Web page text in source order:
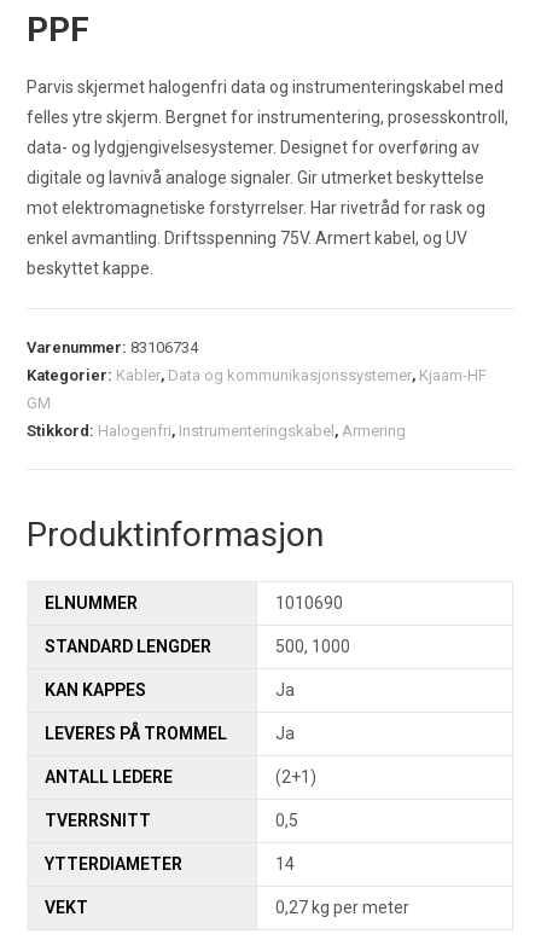
PPF
Parvis skjermet halogenfri data og instrumenteringskabel med
felles ytre skjerm. Bergnet for instrumentering, prosesskontroll,
data- og lydgjengivelsesystemer. Designet for overføring av
digitale og lavnivå analoge signaler. Gir utmerket beskyttelse
mot elektromagnetiske forstyrrelser. Har rivetråd for rask og
enkel avmantling. Driftsspenning 75V. Armert kabel, og UV
beskyttet kappe.
Varenummer:83106734
Kategorier: Kabler, Data og kommunikasjonssystemer, Kjaam-HF
GM
Stikkord: Halogenfri, Instrumenteringskabel ,Armering
Produktinformasjon
ELNUMMER 1010690
STANDARD LENGDER 500, 1000
KAN KAPPES Ja
LEVERES PÅ TROMMEL Ja
ANTALL LEDERE (2+1)
TVERRSNITT 0,5
YTTERDIAMETER 14
VEKT 0,27 kg per meter